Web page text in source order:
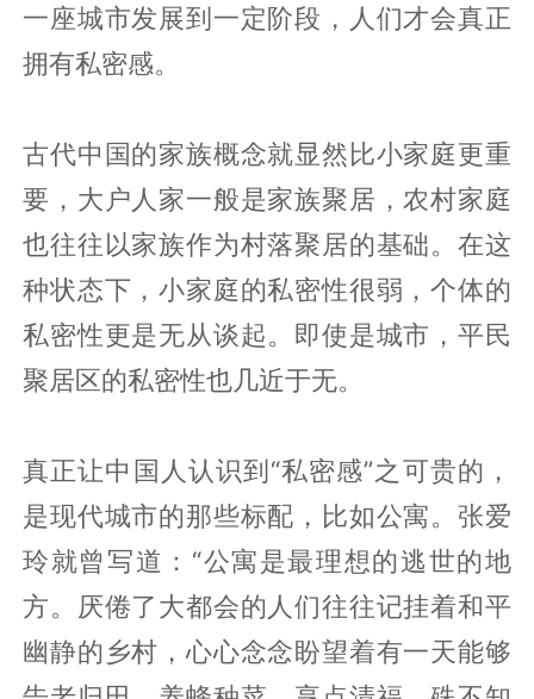
一座城市发展到一定阶段，人们才会真正
拥有私密感。
古代中国的家族概念就显然比小家庭更重
要，大户人家一般是家族聚居，农村家庭
也往往以家族作为村落聚居的基础。在这
种状态下，小家庭的私密性很弱，个体的
私密性更是无从谈起。即使是城市，平民
聚居区的私密性也几近于无。
真正让中国人认识到“私密感”之可贵的，
是现代城市的那些标配，比如公寓。张爱
玲就曾写道：“公寓是最理想的逃世的地
方。厌倦了大都会的人们往往记挂着和平
幽静的乡村，心心念念盼望着有一天能够